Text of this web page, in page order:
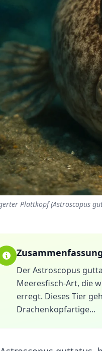
Plattkopf (Astroscopus
Der Astroscopus
Meeresfisch-Art, die
erregt. Dieses Tier
Drachenkopfartige...